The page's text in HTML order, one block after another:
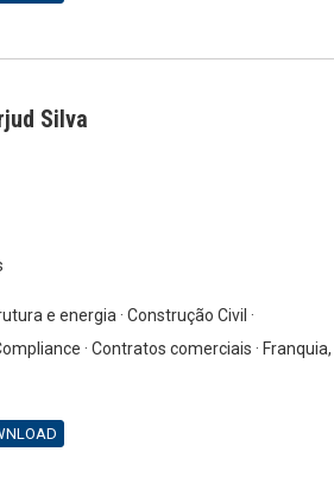
Silva
e energia · Construção Civil ·
· Contratos comerciais · Franquia,